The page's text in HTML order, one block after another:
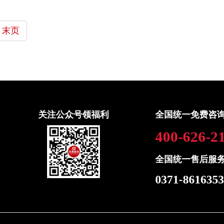
末页
关注公众号领福利 全国统一免费咨
400-626-
全国统一售后服
0371-